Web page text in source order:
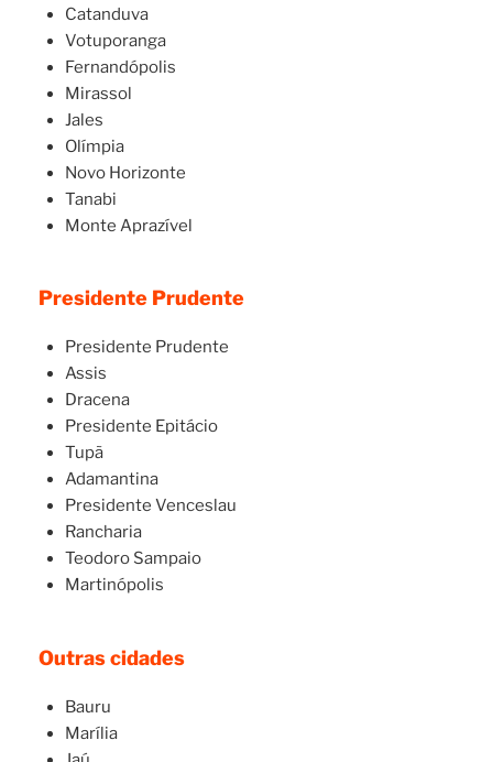
Catanduva
Votuporanga
Fernandópolis
Mirassol
Jales
Olímpia
Novo Horizonte
Tanabi
Monte Aprazível
Presidente Prudente
Presidente Prudente
Assis
Dracena
Presidente Epitácio
Tupã
Adamantina
Presidente Venceslau
Rancharia
Teodoro Sampaio
Martinópolis
Outras cidades
Bauru
Marília